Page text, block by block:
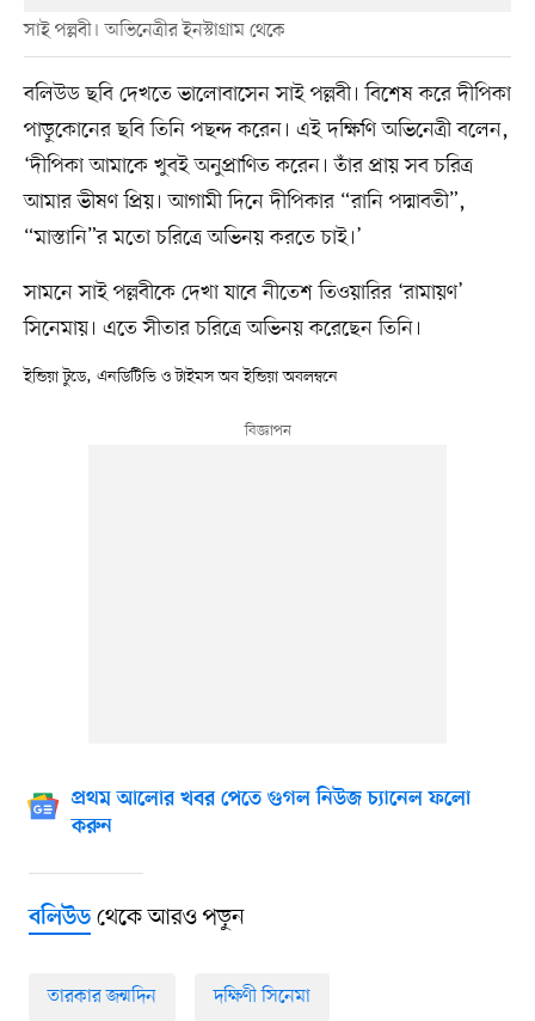
সাই পল্লবী। অভিনেত্রীর ইনস্টাগ্রাম থেকে
বলিউড ছবি দেখতে ভালোবাসেন সাই পল্লবী। বিশেষ করে দীপিকা
পাড়ুকোনের ছবি তিনি পছন্দ করেন। এই দক্ষিণি অভিনেত্রী বলেন,
‘দীপিকা আমাকে খুবই অনুপ্রাণিত করেন। তাঁর প্রায় সব চরিত্র
আমার ভীষণ প্রিয়। আগামী দিনে দীপিকার “রানি পদ্মাবতী”,
“মাস্তানি”র মতো চরিত্রে অভিনয় করতে চাই।’
সামনে সাই পল্লবীকে দেখা যাবে নীতেশ তিওয়ারির ‘রামায়ণ’
সিনেমায়। এতে সীতার চরিত্রে অভিনয় করেছেন তিনি।
ইন্ডিয়া টুডে, এনডিটিভি ও টাইমস অব ইন্ডিয়া অবলম্বনে
প্রথম আলোর খবর পেতে গুগল নিউজ চ্যানেল ফলো
করুন
বলিউডথেকে আরও পড়ুন
তারকার জন্মদিন দক্ষিণী সিনেমা